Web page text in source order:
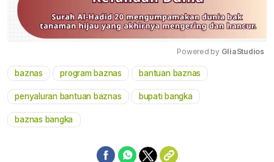
Powered by GliaStudios
baznas program baznas bantuan baznas
penyaluran bantuan baznas bupati bangka
baznas bangka